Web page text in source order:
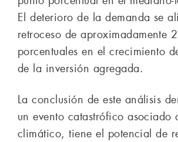
El deterioro de la demanda se
retroceso de aproximadamente
porcentuales en el crecimiento
de la inversión agregada.
La conclusión de este análisis
un evento catastrófico asociado
climático, tiene el potencial de